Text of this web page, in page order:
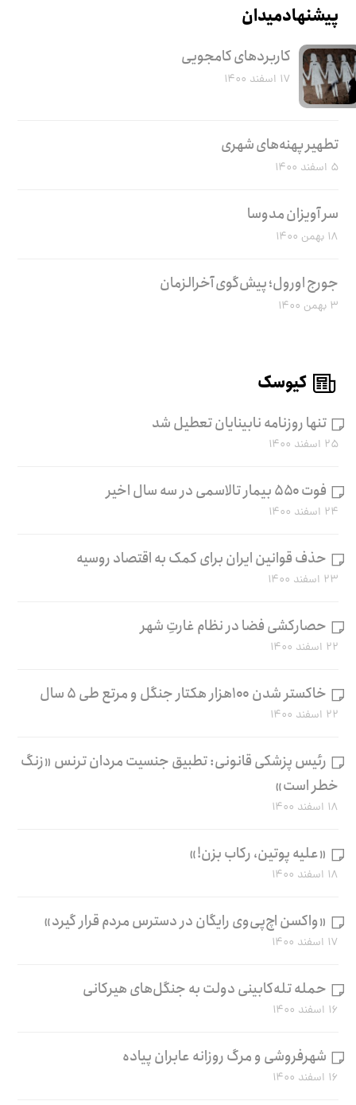
پیشنهاد میدان
کاربرد‌های کامجویی
۱۷ اسفند ۱۴۰۰
تطهیر پهنه‌های شهری
۵ اسفند ۱۴۰۰
سر آویزان مدوسا
۱۸ بهمن ۱۴۰۰
جورج اورول؛ پیش‌گوی آخرالزمان
۳ بهمن ۱۴۰۰
کیوسک
تنها روزنامه نابینایان تعطیل شد
۲۵ اسفند ۱۴۰۰
فوت ۵۵۰ بیمار تالاسمی در سه سال اخیر
۲۴ اسفند ۱۴۰۰
حذف قوانین ایران برای کمک به اقتصاد روسیه
۲۳ اسفند ۱۴۰۰
حصارکشی فضا در نظام غارتِ شهر
۲۲ اسفند ۱۴۰۰
خاکستر شدن ۱۰۰هزار هکتار جنگل و مرتع طی ۵ سال
۲۲ اسفند ۱۴۰۰
رئیس پزشکی قانونی: تطبیق جنسیت مردان ترنس «زنگ
خطر است»
۱۸ اسفند ۱۴۰۰
«علیه پوتین، رکاب بزن!»
۱۸ اسفند ۱۴۰۰
«واکسن اچ‌پی‌وی رایگان در دسترس مردم قرار گیرد»
۱۷ اسفند ۱۴۰۰
حمله تله‌کابینی دولت به جنگل‌های هیرکانی
۱۶ اسفند ۱۴۰۰
شهرفروشی و مرگ روزانه عابران پیاده
۱۶ اسفند ۱۴۰۰